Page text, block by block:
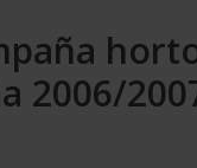
2006/